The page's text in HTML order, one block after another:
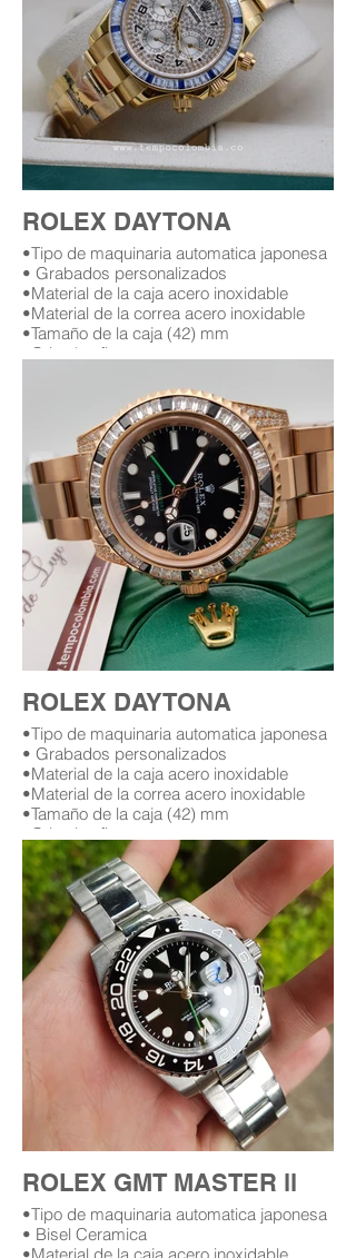
replicas rolex con diamantes
rolex con diamantes en bogota
relojes rolex con diamantes replicas en
bogota Colombia
ROLEX DAYTONA
•Tipo de maquinaria automatica japonesa
• Grabados personalizados
•Material de la caja acero inoxidable
•Material de la correa acero inoxidable
•Tamaño de la caja (42) mm
•Cristal zafiro
Replica AAA Rolex daytona
Replicas de relojes rolex daytona en
bogota Colombia
Replica de rolex daytona con diamantes
replicas rolex con diamantes
rolex con diamantes en bogota
relojes rolex con diamantes replicas en
bogota Colombia
ROLEX DAYTONA
•Tipo de maquinaria automatica japonesa
• Grabados personalizados
•Material de la caja acero inoxidable
•Material de la correa acero inoxidable
•Tamaño de la caja (42) mm
•Cristal zafiro
•Garantía (12) meses (leer condiciones de
garantía)
Replica AAA Rolex daytona
Replicas de relojes rolex daytona en
bogota Colombia
Replica de rolex daytona con diamantes
replicas rolex con diamantes
rolex con diamantes en bogota
relojes rolex con diamantes replicas en
bogota Colombia
ROLEX GMT MASTER ll
•Tipo de maquinaria automatica japonesa
• Bisel Ceramica